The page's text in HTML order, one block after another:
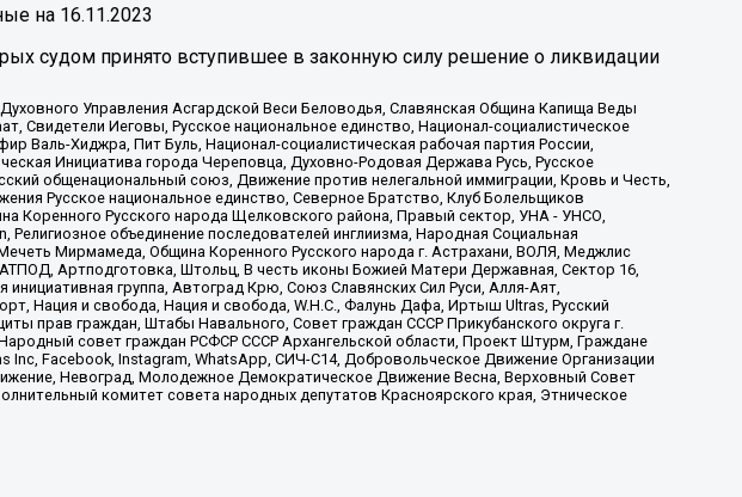
на 16.11.2023
судом принято вступившее в законную силу решение о ликвидации
Управления Асгардской Веси Беловодья, Славянская Община Капища Веды
Свидетели Иеговы, Русское национальное единство, Национал-социалистическое
Валь-Хиджра, Пит Буль, Национал-социалистическая рабочая партия России,
Инициатива города Череповца, Духовно-Родовая Держава Русь, Русское
общенациональный союз, Движение против нелегальной иммиграции, Кровь и Честь,
Русское национальное единство, Северное Братство, Клуб Болельщиков
Коренного Русского народа Щелковского района, Правый сектор, УНА - УНСО,
объединение последователей инглиизма, Народная Социальная
Мирмамеда, Община Коренного Русского народа г. Астрахани, ВОЛЯ, Меджлис
Артподготовка, Штольц, В честь иконы Божией Матери Державная, Сектор 16,
группа, Автоград Крю, Союз Славянских Сил Руси, Алля-Аят,
Нация и свобода, Нация и свобода, W.H.С., Фалунь Дафа, Иртыш Ultras, Русский
прав граждан, Штабы Навального, Совет граждан СССР Прикубанского округа г.
совет граждан РСФСР СССР Архангельской области, Проект Штурм, Граждане
Facebook, Instagram, WhatsApp, СИЧ-С14, Добровольческое Движение Организации
Невоград, Молодежное Демократическое Движение Весна, Верховный Совет
комитет совета народных депутатов Красноярского края, Этническое